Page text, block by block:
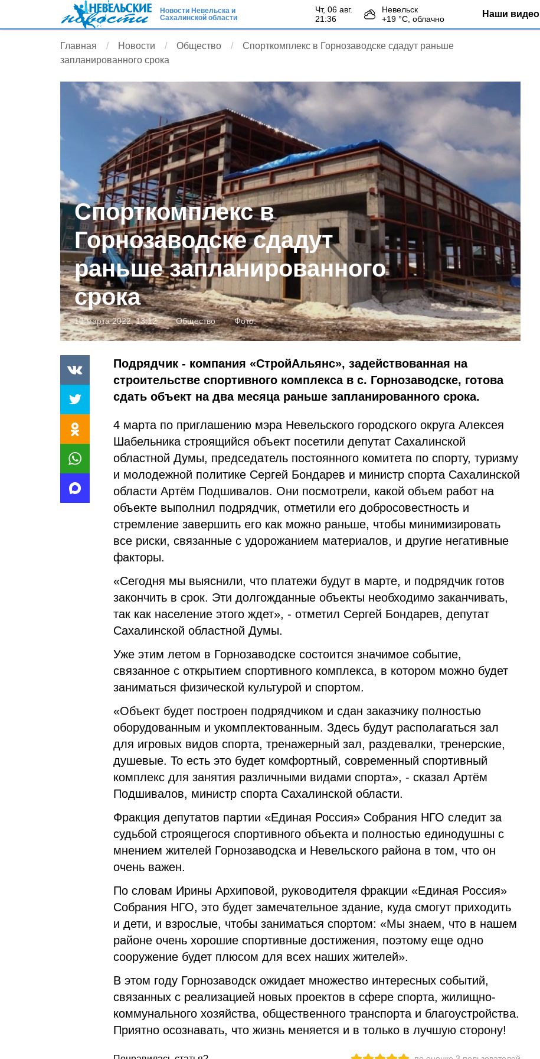
Новости Невельска и
Сахалинской области
чт, 06 авг.
21:36
Невельск
+19 °С, облачно Наши видео
Главная Новости Общество
Спорткомплекс в Горнозаводске сдадут раньше
запланированного срока
Спорткомплекс в
Горнозаводске сдадут
раньше запланированного
срока
10 марта 2022, 13:12 Общество Фото:
Подрядчик - компания «СтройАльянс», задействованная на
строительстве спортивного комплекса в с. Горнозаводске, готова
сдать объект на два месяца раньше запланированного срока.
4 марта по приглашению мэра Невельского городского округа Алексея
Шабельника строящийся объект посетили депутат Сахалинской
областной Думы, председатель постоянного комитета по спорту, туризму
и молодежной политике Сергей Бондарев и министр спорта Сахалинской
области Артём Подшивалов. Они посмотрели, какой объем работ на
объекте выполнил подрядчик, отметили его добросовестность и
стремление завершить его как можно раньше, чтобы минимизировать
все риски, связанные с удорожанием материалов, и другие негативные
факторы.
«Сегодня мы выяснили, что платежи будут в марте, и подрядчик готов
закончить в срок. Эти долгожданные объекты необходимо заканчивать,
так как население этого ждет», - отметил Сергей Бондарев, депутат
Сахалинской областной Думы.
Уже этим летом в Горнозаводске состоится значимое событие,
связанное с открытием спортивного комплекса, в котором можно будет
заниматься физической культурой и спортом.
«Объект будет построен подрядчиком и сдан заказчику полностью
оборудованным и укомплектованным. Здесь будут располагаться зал
для игровых видов спорта, тренажерный зал, раздевалки, тренерские,
душевые. То есть это будет комфортный, современный спортивный
комплекс для занятия различными видами спорта», - сказал Артём
Подшивалов, министр спорта Сахалинской области.
Фракция депутатов партии «Единая Россия» Собрания НГО следит за
судьбой строящегося спортивного объекта и полностью единодушны с
мнением жителей Горнозаводска и Невельского района в том, что он
очень важен.
По словам Ирины Архиповой, руководителя фракции «Единая Россия»
Собрания НГО, это будет замечательное здание, куда смогут приходить
и дети, и взрослые, чтобы заниматься спортом: «Мы знаем, что в нашем
районе очень хорошие спортивные достижения, поэтому еще одно
сооружение будет плюсом для всех наших жителей».
В этом году Горнозаводск ожидает множество интересных событий,
связанных с реализацией новых проектов в сфере спорта, жилищно-
коммунального хозяйства, общественного транспорта и благоустройства.
Приятно осознавать, что жизнь меняется и в только в лучшую сторону!